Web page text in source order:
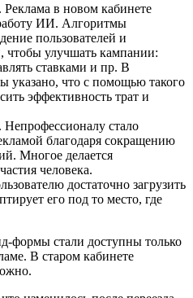
. Реклама в новом кабинете
ИИ. Алгоритмы
пользователей и
чтобы улучшать кампании:
ставками и пр. В
указано, что с помощью такого
эффективность трат и
. Непрофессионалу стало
благодаря сокращению
Многое делается
человека.
достаточно загрузить
его под то место, где
формы стали доступны только
В старом кабинете